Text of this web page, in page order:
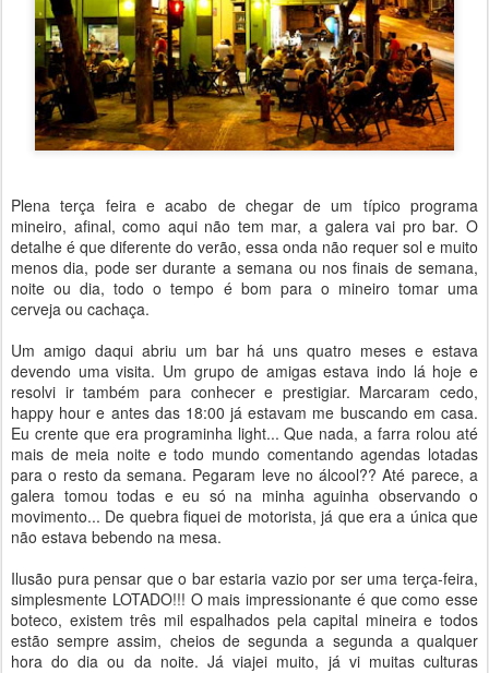
Plena terça feira e acabo de chegar de um típico programa
mineiro, afinal, como aqui não tem mar, a galera vai pro bar. O
detalhe é que diferente do verão, essa onda não requer sol e muito
menos dia, pode ser durante a semana ou nos finais de semana,
noite ou dia, todo o tempo é bom para o mineiro tomar uma
cerveja ou cachaça.
Um amigo daqui abriu um bar há uns quatro meses e estava
devendo uma visita. Um grupo de amigas estava indo lá hoje e
resolvi ir também para conhecer e prestigiar. Marcaram cedo,
happy hour e antes das 18:00 já estavam me buscando em casa.
Eu crente que era programinha light... Que nada, a farra rolou até
mais de meia noite e todo mundo comentando agendas lotadas
para o resto da semana. Pegaram leve no álcool?? Até parece, a
galera tomou todas e eu só na minha aguinha observando o
movimento... De quebra fiquei de motorista, já que era a única que
não estava bebendo na mesa.
Ilusão pura pensar que o bar estaria vazio por ser uma terça-feira,
simplesmente LOTADO!!! O mais impressionante é que como esse
boteco, existem três mil espalhados pela capital mineira e todos
estão sempre assim, cheios de segunda a segunda a qualquer
hora do dia ou da noite. Já viajei muito, já vi muitas culturas